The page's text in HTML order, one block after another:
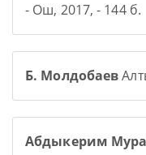
- Ош, 2017, - 144 б.
Б. Молдобаев
Абдыкерим